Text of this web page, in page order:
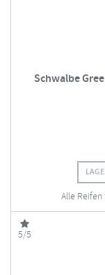
Schwalbe
Alle
5/5